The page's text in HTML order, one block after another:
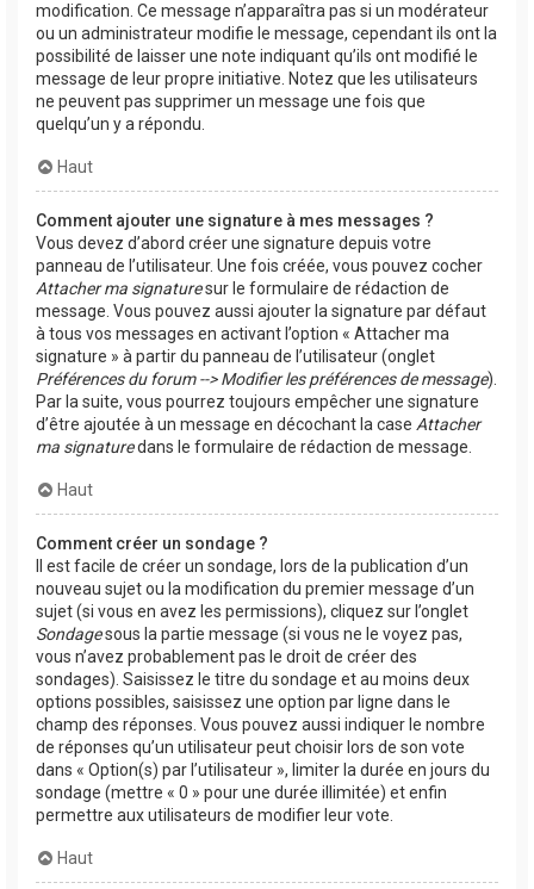
modification. Ce message n’apparaîtra pas si un modérateur
ou un administrateur modifie le message, cependant ils ont la
possibilité de laisser une note indiquant qu’ils ont modifié le
message de leur propre initiative. Notez que les utilisateurs
ne peuvent pas supprimer un message une fois que
quelqu’un y a répondu.
Haut
Comment ajouter une signature à mes messages ?
Vous devez d’abord créer une signature depuis votre
panneau de l’utilisateur. Une fois créée, vous pouvez cocher
Attacher ma signaturesur le formulaire de rédaction de
message. Vous pouvez aussi ajouter la signature par défaut
à tous vos messages en activant l’option « Attacher ma
signature » à partir du panneau de l’utilisateur (onglet
Préférences du forum --> Modifier les préférences de message).
Par la suite, vous pourrez toujours empêcher une signature
d’être ajoutée à un message en décochant la case Attacher
ma signaturedans le formulaire de rédaction de message.
Haut
Comment créer un sondage ?
Il est facile de créer un sondage, lors de la publication d’un
nouveau sujet ou la modification du premier message d’un
sujet (si vous en avez les permissions), cliquez sur l’onglet
Sondagesous la partie message (si vous ne le voyez pas,
vous n’avez probablement pas le droit de créer des
sondages). Saisissez le titre du sondage et au moins deux
options possibles, saisissez une option par ligne dans le
champ des réponses. Vous pouvez aussi indiquer le nombre
de réponses qu’un utilisateur peut choisir lors de son vote
dans « Option(s) par l’utilisateur », limiter la durée en jours du
sondage (mettre « 0 » pour une durée illimitée) et enfin
permettre aux utilisateurs de modifier leur vote.
Haut